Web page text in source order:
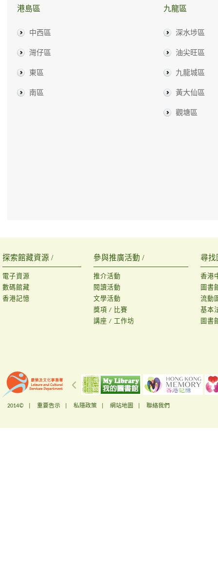
港島區
中西區
灣仔區
東區
南區
九龍區
深水埗區
油尖旺區
九龍城區
黃大仙區
觀塘區
探索館藏資源 /
電子資源
數碼館藏
香港記憶
參與推廣活動 /
推介活動
閱讀活動
文學活動
獎項 / 比賽
講座 / 工作坊
尋找
香港
圖書
流動
基本
圖書
2014© | 重要告示 私隱政策 網站地圖 聯絡我們